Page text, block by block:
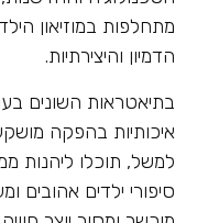
מתחלפות במוזיאון
הדמיון והיצירתיות.
בתיאטראות השונים
איכותיות בהפקה
למשל, תוכלו ליהנות
סיפורי ילדים אהובים